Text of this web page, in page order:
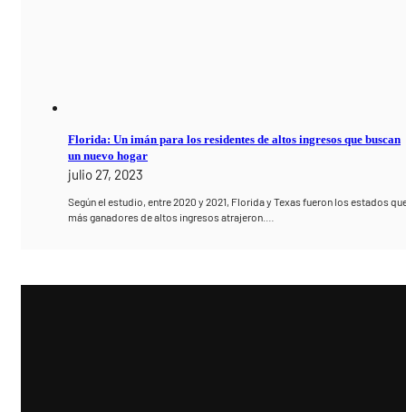
Florida: Un imán para los residentes de altos ingresos que buscan
un nuevo hogar
julio 27, 2023
Según el estudio, entre 2020 y 2021, Florida y Texas fueron los estados
más ganadores de altos ingresos atrajeron.…